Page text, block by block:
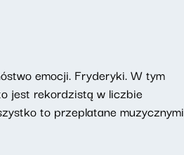
emocji. Fryderyki. W tym
jest rekordzistą w liczbie
to przeplatane muzycznymi